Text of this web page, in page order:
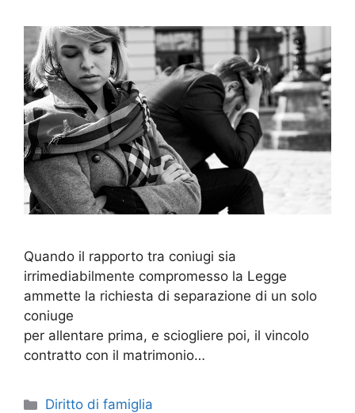
Quando il rapporto tra coniugi sia
irrimediabilmente compromesso la Legge
ammette la richiesta di separazione di un solo
coniuge
per allentare prima, e sciogliere poi, il vincolo
contratto con il matrimonio…
Categorie
Diritto di famiglia